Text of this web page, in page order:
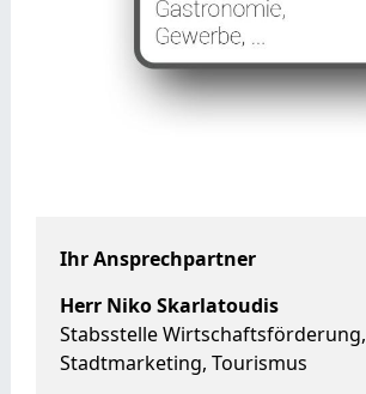
Ihr Ansprechpartner
Herr NikoSkarlatoudis
Stabsstelle Wirtschaftsförderung,
Stadtmarketing, Tourismus